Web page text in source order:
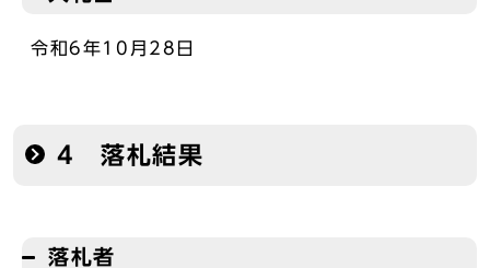
令和6年10月28日
4 落札結果
落札者